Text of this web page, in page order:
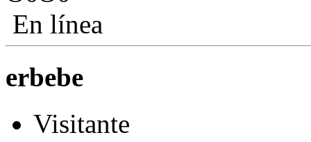
En línea
erbebe
Visitante